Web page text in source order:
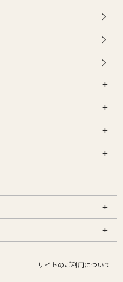
サイトのご利用について